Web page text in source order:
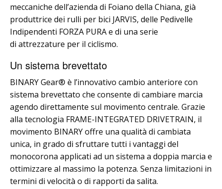
meccaniche dell’azienda di Foiano della Chiana, già
produttrice dei rulli per bici JARVIS, delle Pedivelle
Indipendenti FORZA PURA e di una serie
di attrezzature per il ciclismo.
Un sistema brevettato
BINARY Gear® è l’innovativo cambio anteriore con
sistema brevettato che consente di cambiare marcia
agendo direttamente sul movimento centrale. Grazie
alla tecnologia FRAME-INTEGRATED DRIVETRAIN, il
movimento BINARY offre una qualità di cambiata
unica, in grado di sfruttare tutti i vantaggi del
monocorona applicati ad un sistema a doppia marcia e
ottimizzare al massimo la potenza. Senza limitazioni in
termini di velocità o di rapporti da salita.